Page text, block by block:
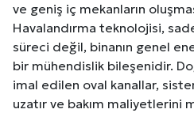
ve geniş iç mekanların
Havalandırma teknolojisi,
süreci değil, binanın genel
bir mühendislik bileşenidir.
imal edilen oval kanallar,
uzatır ve bakım maliyetlerini